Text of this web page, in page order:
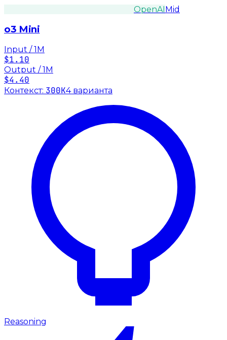
OpenAI Mid
o3 Mini
Input / 1M
$1.10
Output / 1M
$4.40
Контекст: 300K4варианта
Reasoning